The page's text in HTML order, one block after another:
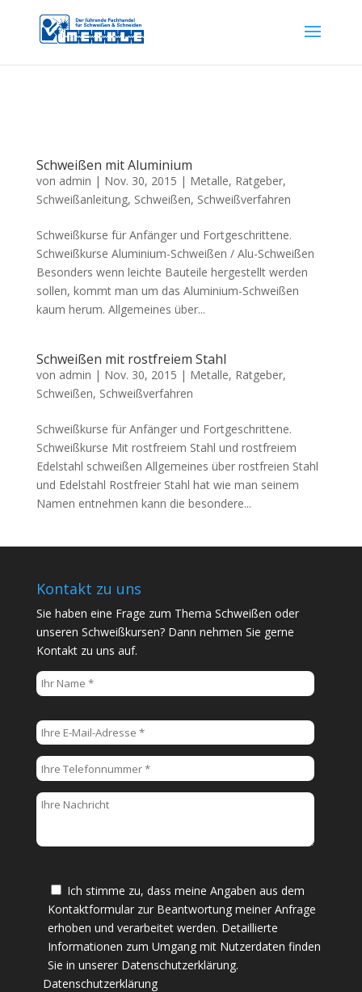
Schweißen mit Aluminium
von admin | Nov. 30, 2015 | Metalle, Ratgeber,
Schweißanleitung, Schweißen, Schweißverfahren
Schweißkurse für Anfänger und Fortgeschrittene.
Schweißkurse Aluminium-Schweißen / Alu-Schweißen
Besonders wenn leichte Bauteile hergestellt werden
sollen, kommt man um das Aluminium-Schweißen
kaum herum. Allgemeines über...
Schweißen mit rostfreiem Stahl
von admin | Nov. 30, 2015 | Metalle, Ratgeber,
Schweißen, Schweißverfahren
Schweißkurse für Anfänger und Fortgeschrittene.
Schweißkurse Mit rostfreiem Stahl und rostfreiem
Edelstahl schweißen Allgemeines über rostfreien Stahl
und Edelstahl Rostfreier Stahl hat wie man seinem
Namen entnehmen kann die besondere...
Kontakt zu uns
Sie haben eine Frage zum Thema Schweißen oder
unseren Schweißkursen? Dann nehmen Sie gerne
Kontakt zu uns auf.
B
i
t
t
e
s
Ich stimme zu, dass meine Angaben aus dem
Kontaktformular zur Beantwortung meiner Anfrage
erhoben und verarbeitet werden. Detaillierte
Informationen zum Umgang mit Nutzerdaten finden
Sie in unserer Datenschutzerklärung.
Datenschutzerklärung